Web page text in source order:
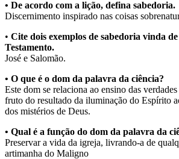
• De acordo com a lição, defina sabedoria.
Discernimento inspirado nas coisas
• Cite dois exemplos de sabedoria vinda
Testamento.
José e Salomão.
• O que é o dom da palavra da ciência?
Este dom se relaciona ao ensino das
fruto do resultado da iluminação do Espírito
dos mistérios de Deus.
• Qual é a função do dom da palavra da
Preservar a vida da igreja, livrando-a de
artimanha do Maligno